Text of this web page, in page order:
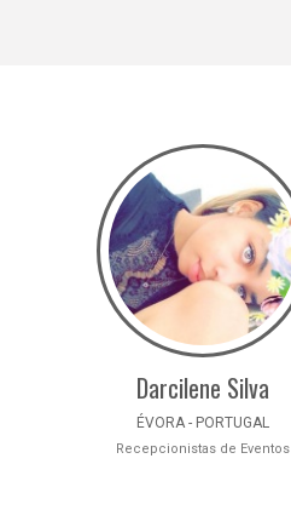
Darcilene Silva
ÉVORA - PORTUGAL
Recepcionistas de Eventos